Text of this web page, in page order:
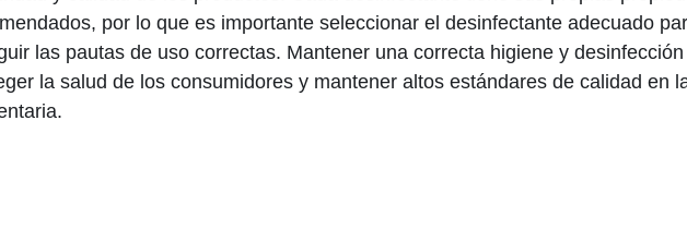
por lo que es importante seleccionar el desinfectante adecuado
las pautas de uso correctas. Mantener una correcta higiene y
la salud de los consumidores y mantener altos estándares de calidad en